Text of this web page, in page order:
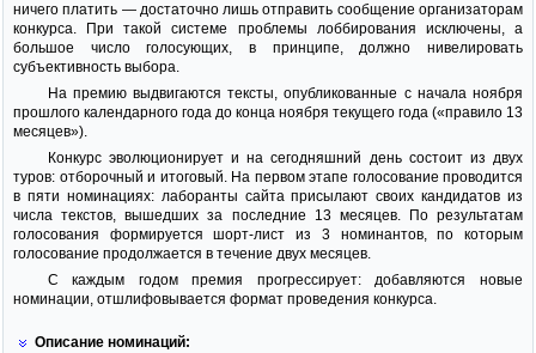
ничего платить — достаточно лишь отправить сообщение организаторам
конкурса. При такой системе проблемы лоббирования исключены, а
большое число голосующих, в принципе, должно нивелировать
субъективность выбора.
На премию выдвигаются тексты, опубликованные с начала ноября
прошлого календарного года до конца ноября текущего года («правило 13
месяцев»).
Конкурс эволюционирует и на сегодняшний день состоит из двух
туров: отборочный и итоговый. На первом этапе голосование проводится
в пяти номинациях: лаборанты сайта присылают своих кандидатов из
числа текстов, вышедших за последние 13 месяцев. По результатам
голосования формируется шорт-лист из 3 номинантов, по которым
голосование продолжается в течение двух месяцев.
С каждым годом премия прогрессирует: добавляются новые
номинации, отшлифовывается формат проведения конкурса.
Описание номинаций: